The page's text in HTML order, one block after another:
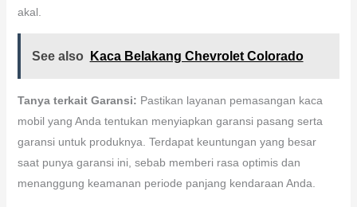
akal.
See also Kaca Belakang Chevrolet Colorado
Tanya terkait Garansi: Pastikan layanan pemasangan kaca
mobil yang Anda tentukan menyiapkan garansi pasang serta
garansi untuk produknya. Terdapat keuntungan yang besar
saat punya garansi ini, sebab memberi rasa optimis dan
menanggung keamanan periode panjang kendaraan Anda.